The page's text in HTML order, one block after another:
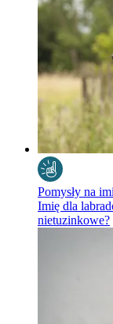
Pomysły na
Imię dla
nietuzinkowe?